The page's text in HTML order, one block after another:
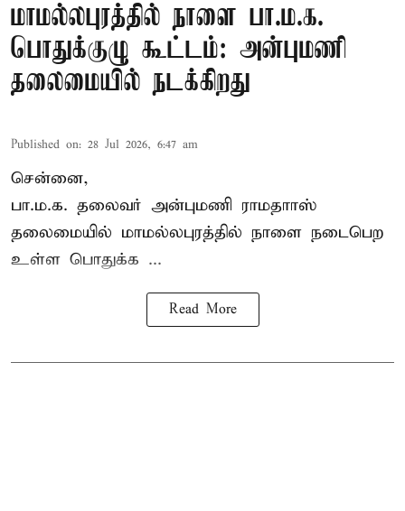
மாமல்லபுரத்தில் நாளை பா.ம.க.
பொதுக்குழு கூட்டம்: அன்புமணி
தலைமையில் நடக்கிறது
Published on: 28 Jul 2026, 6:47 am
சென்னை,
பா.ம.க. தலைவர் அன்புமணி ராமதாாஸ்
தலைமையில் மாமல்லபுரத்தில் நாளை நடைபெற
உள்ள பொதுக்க ...
Read More